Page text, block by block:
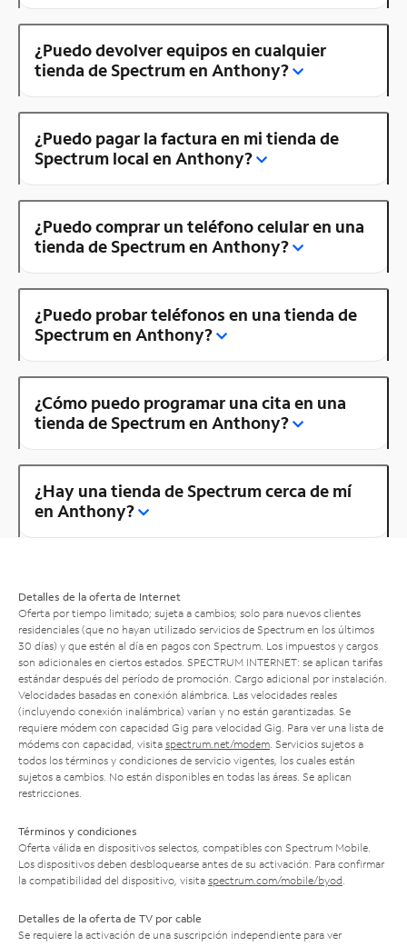
¿Puedo devolver equipos en cualquier
tienda de Spectrum en Anthony?
¿Puedo pagar la factura en mi tienda de
Spectrum local en Anthony?
¿Puedo comprar un teléfono celular en una
tienda de Spectrum en Anthony?
¿Puedo probar teléfonos en una tienda de
Spectrum en Anthony?
¿Cómo puedo programar una cita en una
tienda de Spectrum en Anthony?
¿Hay una tienda de Spectrum cerca de mí
en Anthony?
Detalles de la oferta de Internet
Oferta por tiempo limitado; sujeta a cambios; solo para nuevos clientes
residenciales (que no hayan utilizado servicios de Spectrum en los últimos
30 días) y que estén al día en pagos con Spectrum. Los impuestos y cargos
son adicionales en ciertos estados. SPECTRUM INTERNET: se aplican tarifas
estándar después del período de promoción. Cargo adicional por instalación.
Velocidades basadas en conexión alámbrica. Las velocidades reales
(incluyendo conexión inalámbrica) varían y no están garantizadas. Se
requiere módem con capacidad Gig para velocidad Gig. Para ver una lista de
módems con capacidad, visita spectrum.net/modem . Servicios sujetos a
todos los términos y condiciones de servicio vigentes, los cuales están
sujetos a cambios. No están disponibles en todas las áreas. Se aplican
restricciones.
Términos y condiciones
Oferta válida en dispositivos selectos, compatibles con Spectrum Mobile.
Los dispositivos deben desbloquearse antes de su activación. Para confirmar
la compatibilidad del dispositivo, visita spectrum.com/mobile/byod
Detalles de la oferta de TV por cable
Se requiere la activación de una suscripción independiente para ver